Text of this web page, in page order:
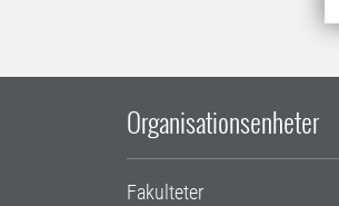
Organisationsenheter
Fakulteter